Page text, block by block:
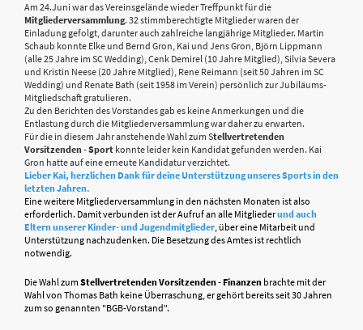
Am 24.Juni war das Vereinsgelände wieder Treffpunkt für die
Mitgliederversammlung. 32 stimmberechtigte Mitglieder waren der
Einladung gefolgt, darunter auch zahlreiche langjährige Mitglieder. Martin
Schaub konnte Elke und Bernd Gron, Kai und Jens Gron, Björn Lippmann
(alle 25 Jahre im SC Wedding), Cenk Demirel (10 Jahre Mitglied), Silvia Severa
und Kristin Neese (20 Jahre Mitglied), Rene Reimann (seit 50 Jahren im SC
Wedding) und Renate Bath (seit 1958 im Verein) persönlich zur Jubiläums-
Mitgliedschaft gratulieren.
Zu den Berichten des Vorstandes gab es keine Anmerkungen und die
Entlastung durch die Mitgliederversammlung war daher zu erwarten.
Für die in diesem Jahr anstehende Wahl zum Stellvertretenden
Vorsitzenden - Sport konnte leider kein Kandidat gefunden werden. Kai
Gron hatte auf eine erneute Kandidatur verzichtet.
Lieber Kai, herzlichen Dank für deine Unterstützung unseres Sports in den
letzten Jahren.
Eine weitere Mitgliederversammlung in den nächsten Monaten ist also
erforderlich. Damit verbunden ist der Aufruf an alle Mitgliederund auch
Eltern unserer Kinder- und Jugendmitglieder, über eine Mitarbeit und
Unterstützung nachzudenken. Die Besetzung des Amtes ist rechtlich
notwendig.
Die Wahl zum Stellvertretenden Vorsitzenden - Finanzen brachte mit der
Wahl von Thomas Bath keine Überraschung, er gehört bereits seit 30 Jahren
zum so genannten "BGB-Vorstand".